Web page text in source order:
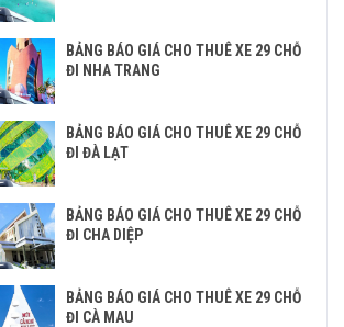
BẢNG BÁO GIÁ CHO THUÊ XE 29 CHỖ
ĐI NHA TRANG
BẢNG BÁO GIÁ CHO THUÊ XE 29 CHỖ
ĐI ĐÀ LẠT
BẢNG BÁO GIÁ CHO THUÊ XE 29 CHỖ
ĐI CHA DIỆP
BẢNG BÁO GIÁ CHO THUÊ XE 29 CHỖ
ĐI CÀ MAU